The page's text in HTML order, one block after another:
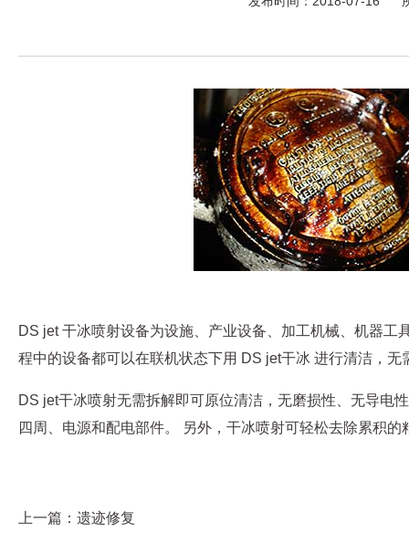
DS jet 干冰喷射设备为设施、产业设备、加工机械、机器
程中的设备都可以在联机状态下用 DS jet干冰 进行清洁，无
DS jet干冰喷射无需拆解即可原位清洁，无磨损性、无导电
四周、电源和配电部件。 另外，干冰喷射可轻松去除累积的
上一篇： 遗迹修复